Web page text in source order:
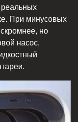
реальных
При минусовых
но
насос,